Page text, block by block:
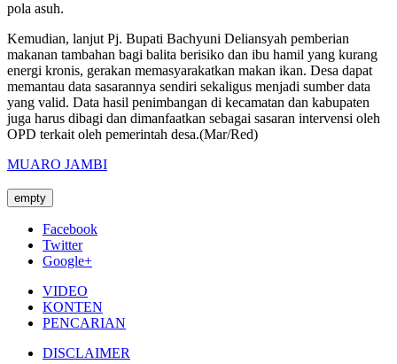
pola asuh.
Kemudian, lanjut Pj. Bupati Bachyuni Deliansyah pemberian
makanan tambahan bagi balita berisiko dan ibu hamil yang kurang
energi kronis, gerakan memasyarakatkan makan ikan. Desa dapat
memantau data sasarannya sendiri sekaligus menjadi sumber data
yang valid. Data hasil penimbangan di kecamatan dan kabupaten
juga harus dibagi dan dimanfaatkan sebagai sasaran intervensi oleh
OPD terkait oleh pemerintah desa.(Mar/Red)
MUARO JAMBI
empty
Facebook
Twitter
Google+
VIDEO
KONTEN
PENCARIAN
DISCLAIMER